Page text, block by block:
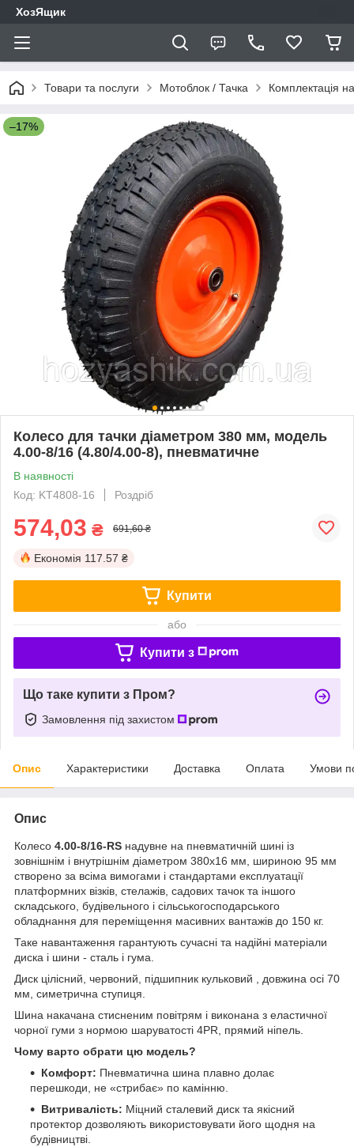
ХозЯщик
Товари та послуги Мотоблок / Тачка Комплектація
–17%
Колесо для тачки діаметром 380 мм, модель
4.00-8/16 (4.80/4.00-8), пневматичне
В наявності
Код: KT4808-16
Роздріб
574,03 ₴ 691,60 ₴
Економія 117.57 ₴
Купити
або
Купити з
Що таке купити з Пром?
Замовлення під захистом
Опис Характеристики Доставка Оплата Умови
Опис
Колесо 4.00-8/16-RS надувне на пневматичній шині із
зовнішнім і внутрішнім діаметром 380х16 мм, шириною 95 мм
створено за всіма вимогами і стандартами експлуатації
платформних візків, стелажів, садових тачок та іншого
складського, будівельного і сільськогосподарського
обладнання для переміщення масивних вантажів до 150 кг.
Таке навантаження гарантують сучасні та надійні матеріали
диска і шини - сталь і гума.
Диск цілісний, червоний, підшипник кульковий , довжина осі 70
мм, симетрична ступиця.
Шина накачана стисненим повітрям і виконана з еластичної
чорної гуми з нормою шаруватості 4PR, прямий ніпель.
Чому варто обрати цю модель?
Комфорт: Пневматична шина плавно долає
перешкоди, не «стрибає» по камінню.
Витривалість: Міцний сталевий диск та якісний
протектор дозволяють використовувати його щодня на
будівництві.